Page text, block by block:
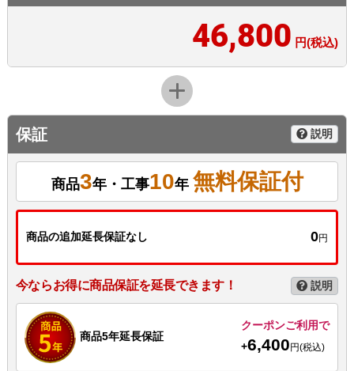
46,800 円(税込)
保証 説明
商品3年・工事10年 無料保証付
商品の追加延長保証なし 0円
今ならお得に商品保証を延長できます！ 説明
商品5年延長保証
クーポンご利用で
+6,400 円(税込)